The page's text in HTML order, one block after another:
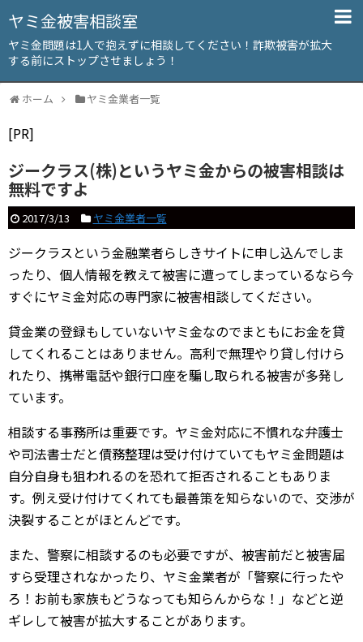
ヤミ金被害相談室
ヤミ金問題は1人で抱えずに相談してください！詐欺被害が拡大
する前にストップさせましょう！
ホーム ヤミ金業者一覧
[PR]
ジークラス(株)というヤミ金からの被害相談は
無料ですよ
2017/3/13 ヤミ金業者一覧
ジークラスという金融業者らしきサイトに申し込んでしま
ったり、個人情報を教えて被害に遭ってしまっているなら今
すぐにヤミ金対応の専門家に被害相談してください。
貸金業の登録もしていないヤミ金なのでまともにお金を貸
してくれることはありません。高利で無理やり貸し付けら
れたり、携帯電話や銀行口座を騙し取られる被害が多発し
ています。
相談する事務所は重要です。ヤミ金対応に不慣れな弁護士
や司法書士だと債務整理は受け付けていてもヤミ金問題は
自分自身も狙われるのを恐れて拒否されることもありま
す。例え受け付けてくれても最善策を知らないので、交渉が
決裂することがほとんどです。
また、警察に相談するのも必要ですが、被害前だと被害届
すら受理されなかったり、ヤミ金業者が「警察に行ったや
ろ！お前も家族もどうなっても知らんからな！」などと逆
ギレして被害が拡大することがあります。